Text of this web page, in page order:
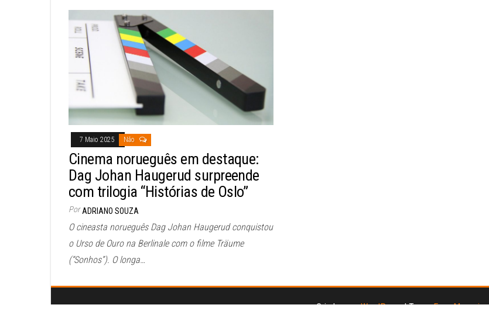
7 Maio 2025 Não
Cinema norueguês em destaque:
Dag Johan Haugerud surpreende
com trilogia “Histórias de Oslo”
Por ADRIANO SOUZA
O cineasta norueguês Dag Johan Haugerud conquistou
o Urso de Ouro na Berlinale com o filme Träume
(“Sonhos”). O longa…
Criado comWordPress |Tema:Envo Magazine